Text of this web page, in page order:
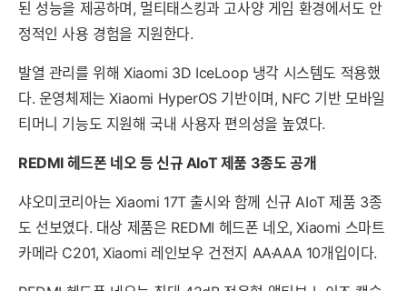
된 성능을 제공하며, 멀티태스킹과 고사양 게임 환경에서도 안
정적인 사용 경험을 지원한다.
발열 관리를 위해 Xiaomi 3D IceLoop 냉각 시스템도 적용했
다. 운영체제는 Xiaomi HyperOS 기반이며, NFC 기반 모바일
티머니 기능도 지원해 국내 사용자 편의성을 높였다.
REDMI 헤드폰 네오 등 신규 AIoT 제품 3종도 공개
샤오미코리아는 Xiaomi 17T 출시와 함께 신규 AIoT 제품 3종
도 선보였다. 대상 제품은 REDMI 헤드폰 네오, Xiaomi 스마트
카메라 C201, Xiaomi 레인보우 건전지 AA·AAA 10개입이다.